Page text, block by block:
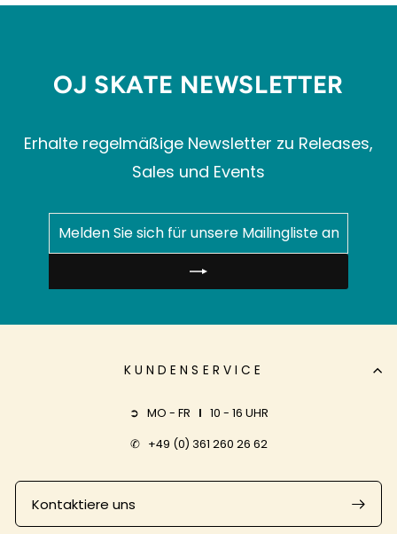
OJ SKATE NEWSLETTER
Erhalte regelmäßige Newsletter zu Releases,
Sales und Events
SIE
SICH
FÜR
UNSERE
AN
KUNDENSERVICE
➲ MO - FR I 10 - 16 UHR
✆ +49 (0) 361 260 26 62
Kontaktiere uns